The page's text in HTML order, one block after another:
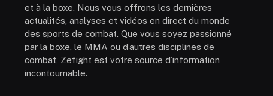
et à la boxe. Nous vous offrons les dernières
actualités, analyses et vidéos en direct du monde
des sports de combat. Que vous soyez passionné
par la boxe, le MMA ou d’autres disciplines de
combat, Zefight est votre source d’information
incontournable.